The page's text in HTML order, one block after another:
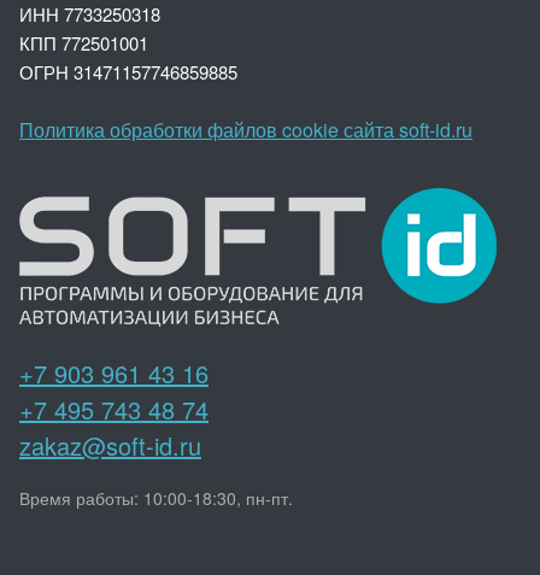
ИНН 7733250318
КПП 772501001
ОГРН 31471157746859885
Политика обработки файлов cookie сайта soft-id.ru
+7 903 961 43 16
+7 495 743 48 74
zakaz@soft-id.ru
Время работы: 10:00-18:30, пн-пт.